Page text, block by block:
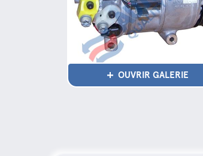
OUVRIR GALERIE